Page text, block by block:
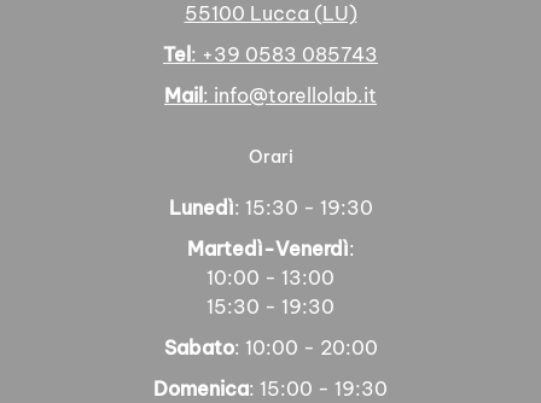
55100 Lucca (LU)
Tel : +39 0583 085743
Mail : info@torellolab.it
Orari
Lunedì: 15:30 - 19:30
Martedì-Venerdì:
10:00 - 13:00
15:30 - 19:30
Sabato: 10:00 - 20:00
Domenica: 15:00 - 19:30